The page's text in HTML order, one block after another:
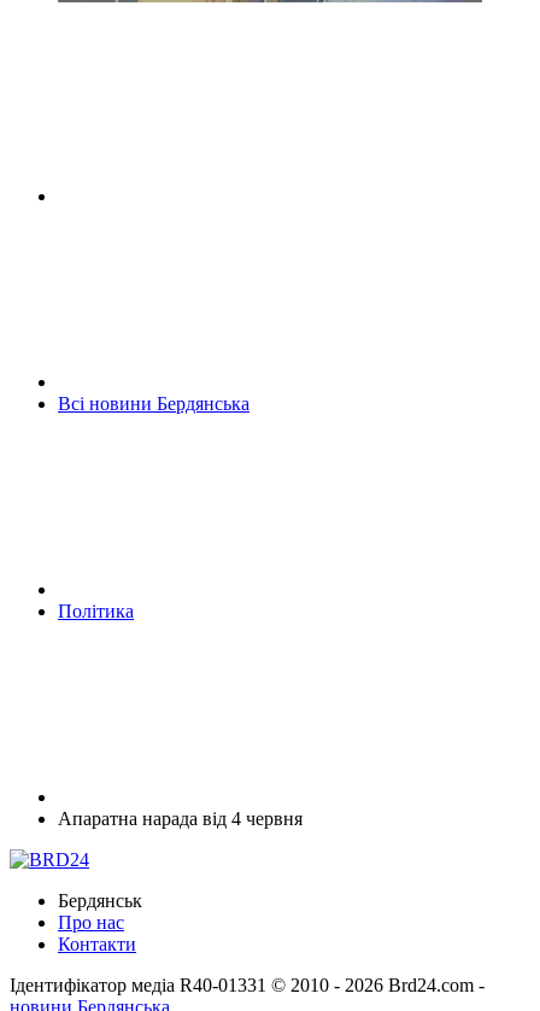
Всі новини Бердянська
Політика
Апаратна нарада від 4 червня
Бердянськ
Про нас
Контакти
Ідентифікатор медіа R40-01331 © 2010 - 2026 Brd24.com -
новини Бердянська